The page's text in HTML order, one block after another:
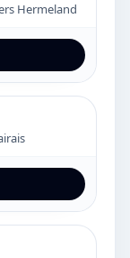
Hermeland